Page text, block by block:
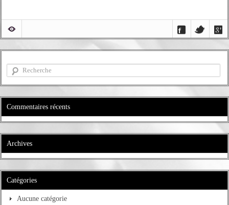
Commentaires récents
Archives
Catégories
Aucune catégorie